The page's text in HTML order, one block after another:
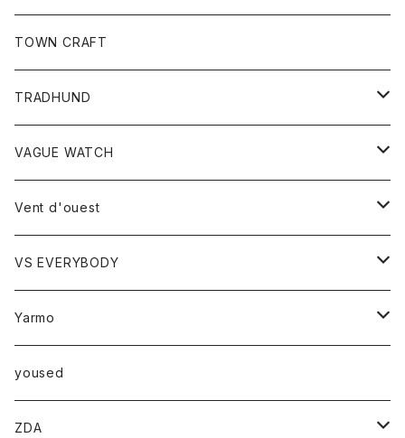
トップス
レディース
カットソー
TOWN CRAFT
TRADHUND
セーター
ベスト
VAGUE WATCH
時計
Vent d'ouest
ボトム
スカート
トップス
ベスト
VS EVERYBODY
トップス
Ｔシャツ
Yarmo
アウター
コート
小物
yoused
ZDA